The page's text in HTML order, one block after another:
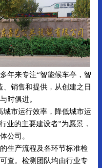
年来专注“智能候车亭，智
销售和提供，从创建之日
时俱进。
城市运行效率，降低城市运
业的主要建设者”为愿景，
公司。
生产流程及各环节标准检
查。检测团队均由行业专